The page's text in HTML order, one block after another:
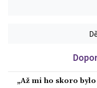
„Až mi ho skoro